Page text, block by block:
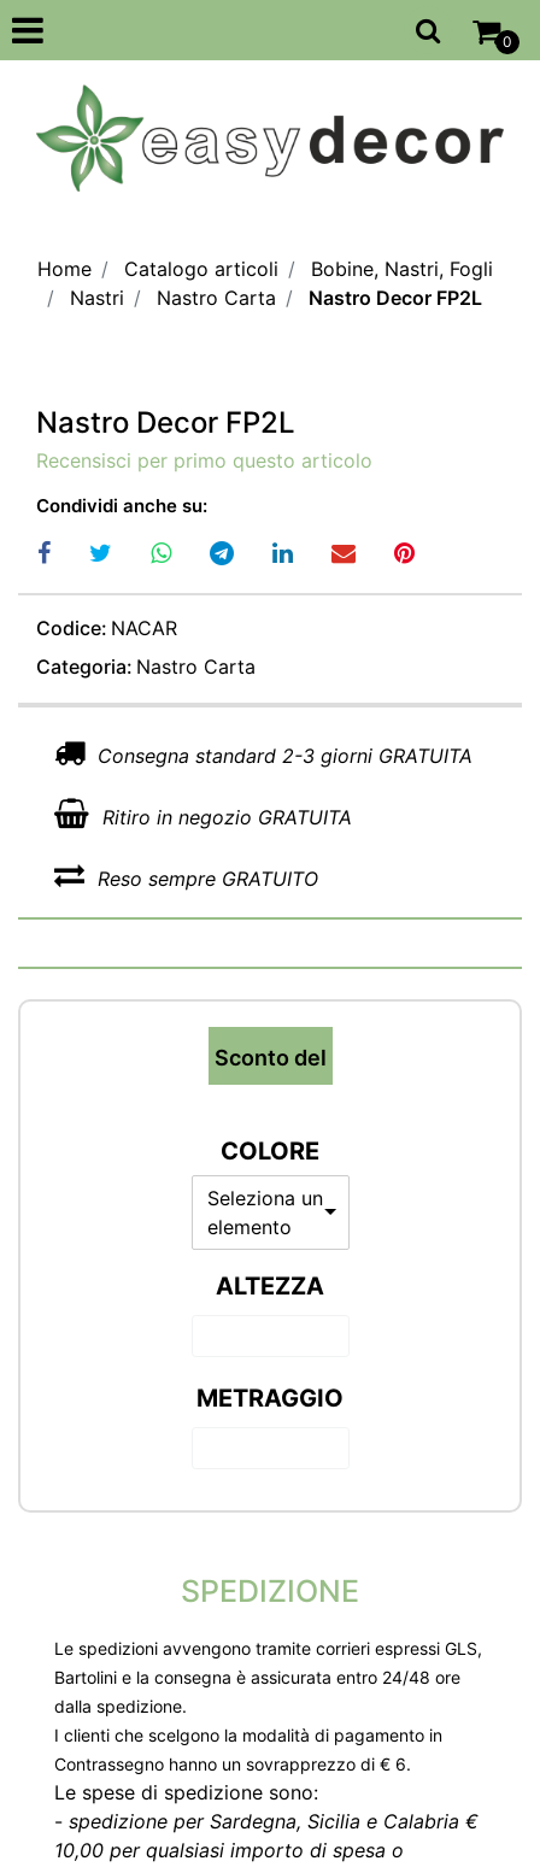
Open
0
Home Catalogo articoli
Bobine, Nastri, Fogli
Nastri
Nastro Carta Nastro Decor FP2L
Nastro Decor FP2L
Recensisci per primo questo articolo
Condividi anche su:
Codice: NACAR
Categoria: Nastro Carta
Consegna standard 2-3 giorni GRATUITA
Ritiro in negozio GRATUITA
Reso sempre GRATUITO
Sconto del
COLORE
Seleziona un
elemento
ALTEZZA
METRAGGIO
SPEDIZIONE
Le spedizioni avvengono tramite corrieri espressi GLS,
Bartolini e la consegna è assicurata entro 24/48 ore
dalla spedizione.
I clienti che scelgono la modalità di pagamento in
Contrassegno hanno un sovrapprezzo di € 6.
Le spese di spedizione sono:
- spedizione per Sardegna, Sicilia e Calabria €
10,00 per qualsiasi importo di spesa o